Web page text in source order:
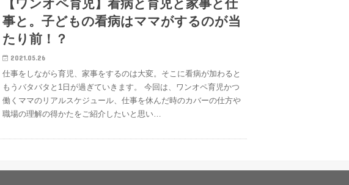
【ワンオペ育児】看病と育児と家事と仕
事と。子どもの看病はママがするのが当
たり前！？
2021.05.26
仕事をしながら育児、家事をするのは大変。そこに看病が加わると
もうバタバタと1日が過ぎていきます。 今回は、ワンオペ育児かつ
働くママのリアルスケジュール、仕事を休んだ時のカバーの仕方や
職場の理解の得かたをご紹介したいと思い…